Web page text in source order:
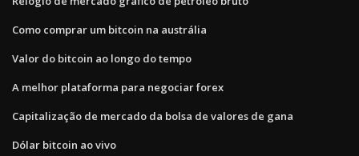
Como comprar um bitcoin na austrália
Valor do bitcoin ao longo do tempo
A melhor plataforma para negociar forex
Capitalização de mercado da bolsa de valores de gana
Dólar bitcoin ao vivo